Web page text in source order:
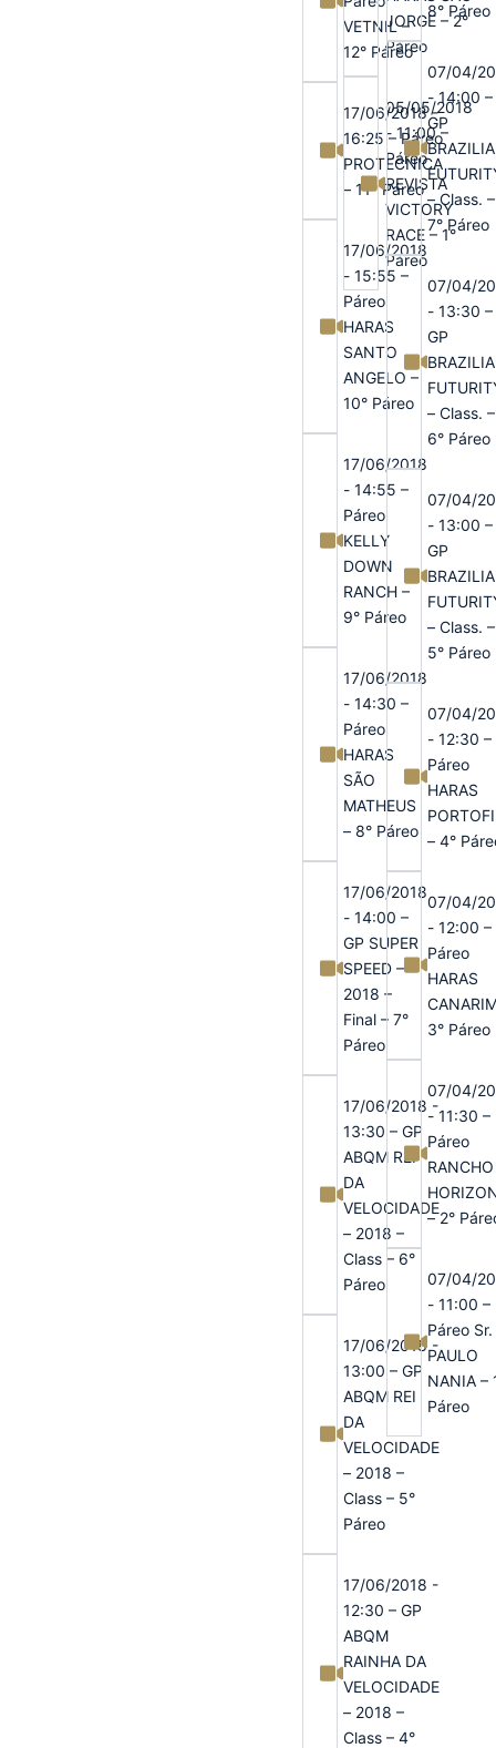
VETNIL –
12° Páreo
17/06/2018 -
16:25 – Páreo
PROTECNICA
– 11° Páreo
17/06/2018
- 15:55 –
Páreo
HARAS
SANTO
ANGELO –
10° Páreo
17/06/2018
- 14:55 –
Páreo
KELLY
DOWN
RANCH –
9° Páreo
17/06/2018
- 14:30 –
Páreo
HARAS
SÃO
MATHEUS
– 8° Páreo
17/06/2018
- 14:00 –
GP SUPER
SPEED –
2018 –
Final – 7°
Páreo
17/06/2018 -
13:30 – GP
ABQM REI
DA
VELOCIDADE
– 2018 –
Class – 6°
Páreo
17/06/2018 -
13:00 – GP
ABQM REI
DA
VELOCIDADE
– 2018 –
Class – 5°
Páreo
17/06/2018 -
12:30 – GP
ABQM
RAINHA DA
VELOCIDADE
– 2018 –
Class – 4°
JORGE – 2°
Páreo
05/05/2018
- 11:00 –
Páreo
REVISTA
VICTORY
RACE – 1°
Páreo
8° Páreo
07/04/
- 14:00 –
GP
– Class. –
7° Páreo
07/04/
- 13:30 –
GP
– Class. –
6° Páreo
07/04/
- 13:00 –
GP
– Class. –
5° Páreo
07/04/
- 12:30 –
Páreo
HARAS
– 4°
07/04/
- 12:00 –
Páreo
HARAS
3° Páreo
07/04/
- 11:30 –
Páreo
RANCHO
– 2°
07/04/
- 11:00 –
Páreo Sr.
PAULO
NANIA –
Páreo